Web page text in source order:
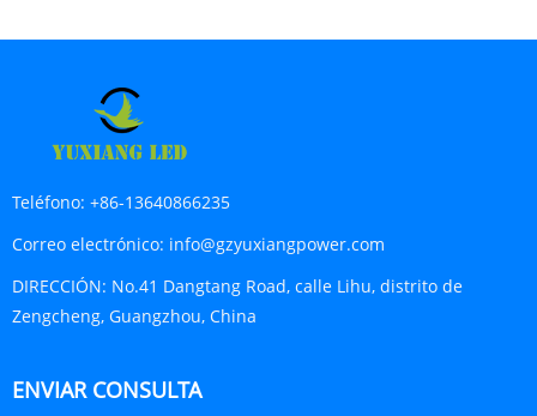
Teléfono: +86-13640866235
Correo electrónico: info@gzyuxiangpower.com
DIRECCIÓN: No.41 Dangtang Road, calle Lihu, distrito de
Zengcheng, Guangzhou, China
ENVIAR CONSULTA